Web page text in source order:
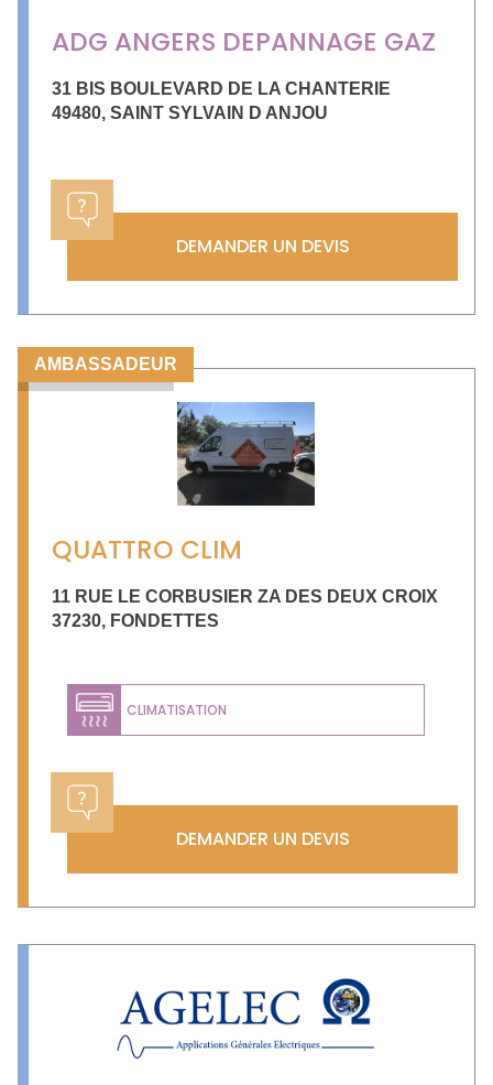
ADG ANGERS DEPANNAGE GAZ
31 BIS BOULEVARD DE LA CHANTERIE
49480, SAINT SYLVAIN D ANJOU
DEMANDER UN DEVIS
AMBASSADEUR
QUATTRO CLIM
11 RUE LE CORBUSIER ZA DES DEUX CROIX
37230, FONDETTES
CLIMATISATION
DEMANDER UN DEVIS